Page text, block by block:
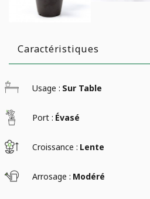
Caractéristiques
Usage : Sur Table
Port : Évasé
Croissance : Lente
Arrosage : Modéré